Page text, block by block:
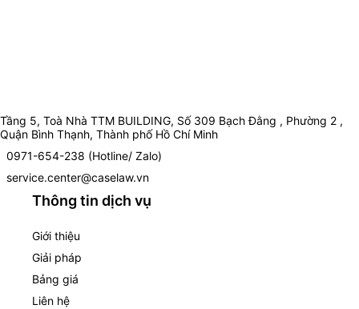
Tầng 5, Toà Nhà TTM BUILDING, Số 309 Bạch Đằng , Phường 2 ,
Quận Bình Thạnh, Thành phố Hồ Chí Minh
0971-654-238 (Hotline/ Zalo)
service.center@caselaw.vn
Thông tin dịch vụ
Giới thiệu
Giải pháp
Bảng giá
Liên hệ